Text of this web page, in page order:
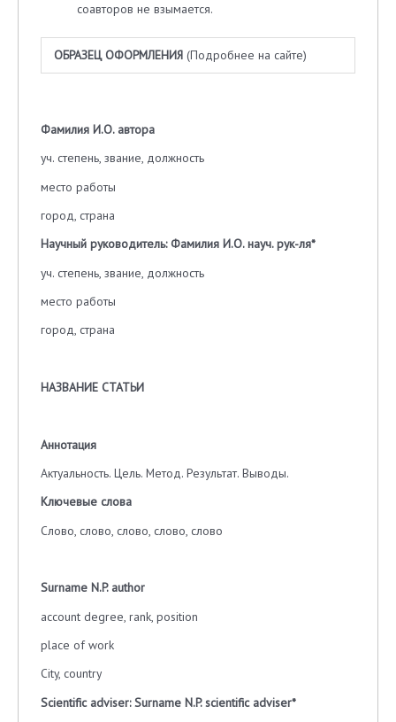
соавторов не взымается.
ОБРАЗЕЦ ОФОРМЛЕНИЯ(Подробнее на сайте)
Фамилия И.О. автора
уч. степень, звание, должность
место работы
город, страна
Научный руководитель: Фамилия И.О. науч. рук-ля*
уч. степень, звание, должность
место работы
город, страна
НАЗВАНИЕ СТАТЬИ
Аннотация
Актуальность. Цель. Метод. Результат. Выводы.
Ключевые слова
Слово, слово, слово, слово, слово
Surname N.P. author
account degree, rank, position
place of work
City, country
Scientific adviser: Surname N.P. scientific adviser*